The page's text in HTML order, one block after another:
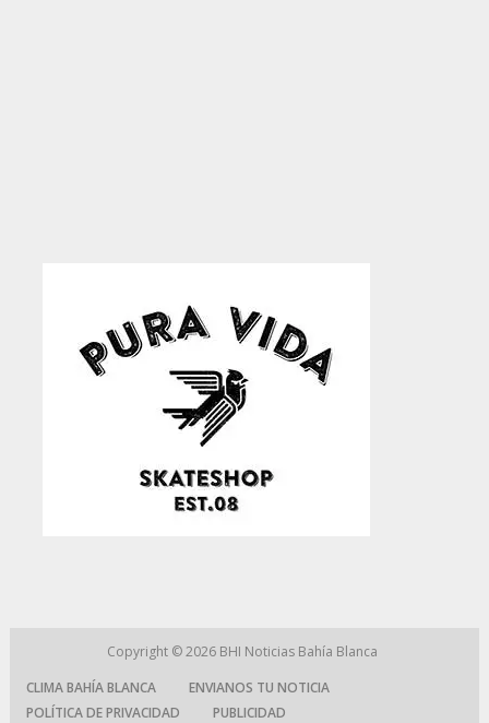
Copyright © 2026 BHI Noticias Bahía Blanca
CLIMA BAHÍA BLANCA
ENVIANOS TU NOTICIA
POLÍTICA DE PRIVACIDAD
PUBLICIDAD